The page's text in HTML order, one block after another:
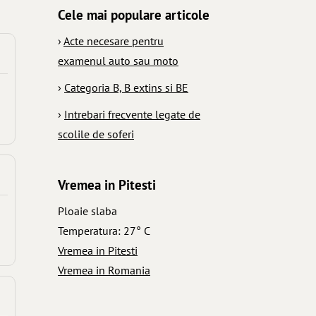
Cele mai populare articole
› Acte necesare pentru
examenul auto sau moto
› Categoria B, B extins si BE
› Intrebari frecvente legate de
scolile de soferi
Vremea in Pitesti
Ploaie slaba
Temperatura: 27° C
Vremea in Pitesti
Vremea in Romania